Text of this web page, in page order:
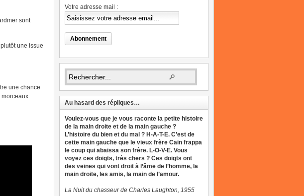
sont
une issue
une chance
morceaux
Votre adresse mail :
Au hasard des répliques…
Voulez-vous que je vous raconte la petite histoire
de la main droite et de la main gauche ?
L’histoire du bien et du mal ? H-A-T-E. C’est de
cette main gauche que le vieux frère Cain frappa
le coup qui abaissa son frère. L-O-V-E. Vous
voyez ces doigts, très chers ? Ces doigts ont
des veines qui vont droit à l’âme de l’homme, la
main droite, les amis, la main de l’amour.
La Nuit du chasseur de Charles Laughton, 1955